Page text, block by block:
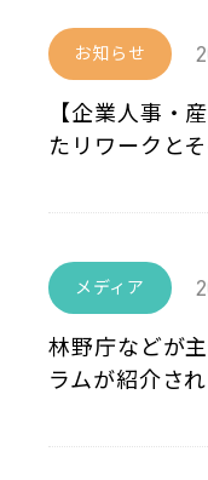
お知らせ
【企業人事・
たリワークと
メディア
林野庁などが
ラムが紹介され